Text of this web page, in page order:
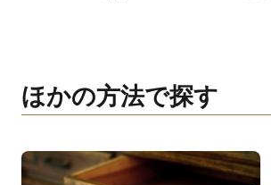
ほかの方法で探す